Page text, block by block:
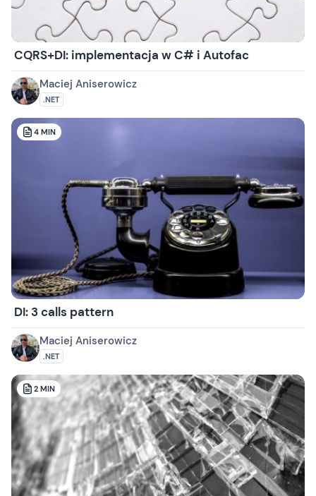
CQRS+DI: implementacja w C# i Autofac
Maciej Aniserowicz
.NET
4 MIN
DI: 3 calls pattern
Maciej Aniserowicz
.NET
2 MIN